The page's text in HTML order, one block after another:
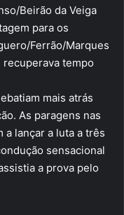
Beirão da Veiga
para os
Ferrão/Marques
recuperava tempo
mais atrás
As paragens nas
lançar a luta a três
sensacional
a prova pelo